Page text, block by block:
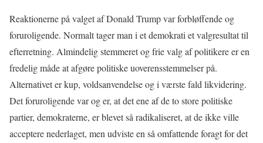
Reaktionerne på valget af Donald Trump var forbløffende og
foruroligende. Normalt tager man i et demokrati et valgresultat til
efterretning. Almindelig stemmeret og frie valg af politikere er en
fredelig måde at afgøre politiske uoverensstemmelser på.
Alternativet er kup, voldsanvendelse og i værste fald likvidering.
Det foruroligende var og er, at det ene af de to store politiske
partier, demokraterne, er blevet så radikaliseret, at de ikke ville
acceptere nederlaget, men udviste en så omfattende foragt for det